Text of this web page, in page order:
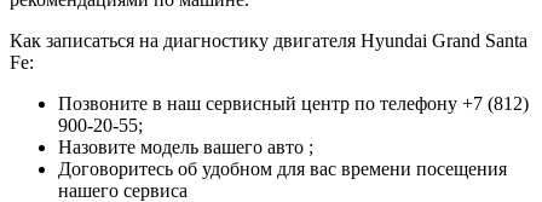
Как записаться на диагностику двигателя Hyundai Grand Santa
Fe:
Позвоните в наш сервисный центр по телефону +7 (812)
900-20-55;
Назовите модель вашего авто ;
Договоритесь об удобном для вас времени посещения
нашего сервиса